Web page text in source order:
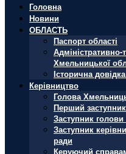
Головна
Новини
ОБЛАСТЬ
Паспорт області
Адміністративно-
Хмельницької
Історична
Керівництво
Голова
Перший
Заступник
Заступник
ради
Керуючий